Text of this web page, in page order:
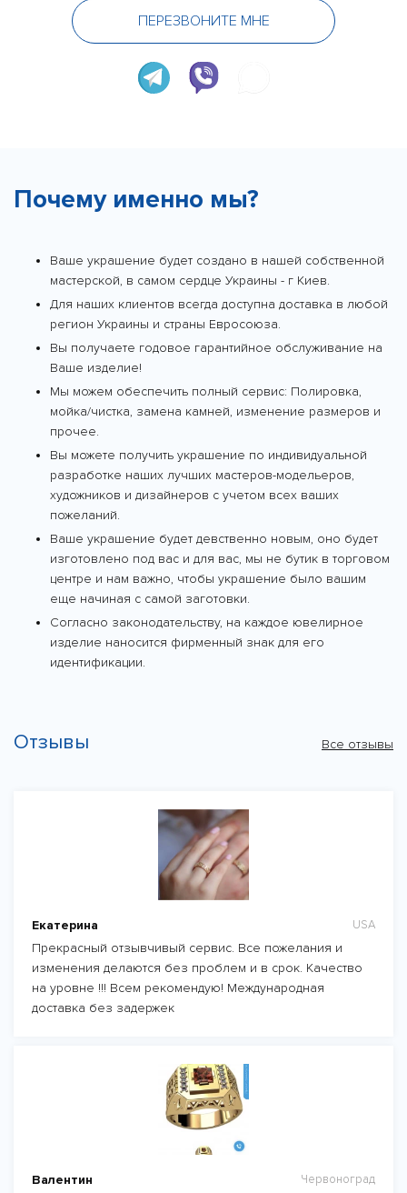
ПЕРЕЗВОНИТЕ МНЕ
Почему именно мы?
Ваше украшение будет создано в нашей собственной
мастерской, в самом сердце Украины - г Киев.
Для наших клиентов всегда доступна доставка в любой
регион Украины и страны Евросоюза.
Вы получаете годовое гарантийное обслуживание на
Ваше изделие!
Мы можем обеспечить полный сервис: Полировка,
мойка/чистка, замена камней, изменение размеров и
прочее.
Вы можете получить украшение по индивидуальной
разработке наших лучших мастеров-модельеров,
художников и дизайнеров с учетом всех ваших
пожеланий.
Ваше украшение будет девственно новым, оно будет
изготовлено под вас и для вас, мы не бутик в торговом
центре и нам важно, чтобы украшение было вашим
еще начиная с самой заготовки.
Согласно законодательству, на каждое ювелирное
изделие наносится фирменный знак для его
идентификации.
Отзывы Все отзывы
Екатерина USA
Прекрасный отзывчивый сервис. Все пожелания и
изменения делаются без проблем и в срок. Качество
на уровне !!! Всем рекомендую! Международная
доставка без задержек
Валентин Червоноград